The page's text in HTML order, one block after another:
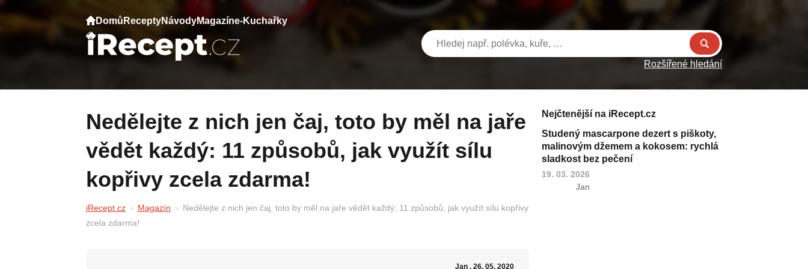
Domů ReceptyNávodyMagazíne-Kuchařky
Rozšířené hledání
Nedělejte z nich jen čaj, toto by měl na jaře
vědět každý: 11 způsobů, jak využít sílu
kopřivy zcela zdarma!
iRecept.cz Magazín
Nedělejte z nich jen čaj, toto by měl na jaře vědět každý: 11 způsobů, jak využít sílu kopřivy
zcela zdarma!
Jan, 26. 05. 2020
Nejčtenější na iRecept.cz
Studený mascarpone dezert s piškoty,
malinovým džemem a kokosem: rychlá
sladkost bez pečení
19. 03. 2026
Jan